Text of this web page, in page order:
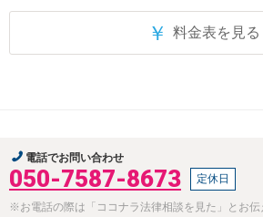
￥ 料金表を見る
電話でお問い合わせ
050-7587-8673 定休日
※お電話の際は「ココナラ法律相談を見た」とお